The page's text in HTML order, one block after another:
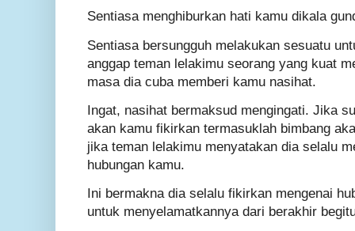
Sentiasa menghiburkan hati kamu dikala
Sentiasa bersungguh melakukan sesuatu
anggap teman lelakimu seorang yang kuat
masa dia cuba memberi kamu nasihat.
Ingat, nasihat bermaksud mengingati. Jika
akan kamu fikirkan termasuklah bimbang
jika teman lelakimu menyatakan dia selalu
hubungan kamu.
Ini bermakna dia selalu fikirkan mengenai
untuk menyelamatkannya dari berakhir